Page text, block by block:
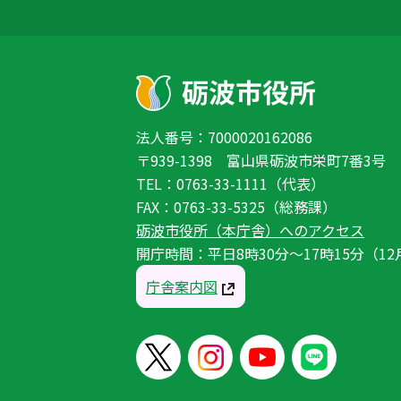
法人番号：7000020162086
〒939-1398 富山県砺波市栄町7番3号
TEL：0763-33-1111（代表）
FAX：0763-33-5325（総務課）
砺波市役所（本庁舎）へのアクセス
開庁時間：平日8時30分〜17時15分（
庁舎案内図